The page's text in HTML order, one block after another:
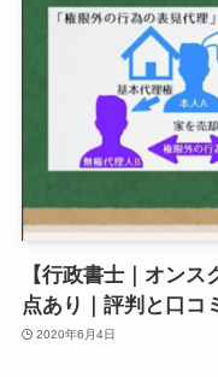
【行政書士｜オン
点あり｜評判と口コ
2020年6月4日